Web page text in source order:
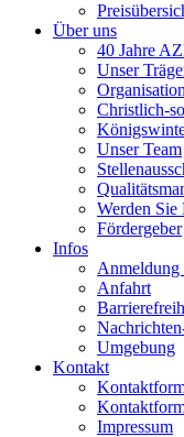
Über uns
40 Jahre
Unser
Christlich-
Unser Team
Werden Sie
Fördergeber
Infos
Anmeldung
Anfahrt
Umgebung
Kontakt
Impressum